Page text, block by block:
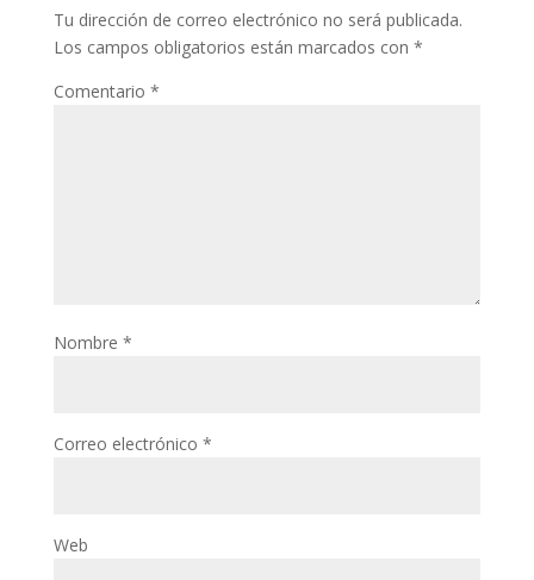
Tu dirección de correo electrónico no será publicada.
Los campos obligatorios están marcados con *
Comentario *
Nombre *
Correo electrónico *
Web